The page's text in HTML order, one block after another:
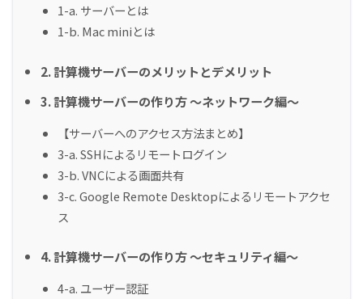
1-a. サーバーとは
1-b. Mac miniとは
2. 計算機サーバーのメリットとデメリット
3. 計算機サーバーの作り方 〜ネットワーク編〜
【サーバーへのアクセス方法まとめ】
3-a. SSHによるリモートログイン
3-b. VNCによる画面共有
3-c. Google Remote Desktopによるリモートアクセ
ス
4. 計算機サーバーの作り方 〜セキュリティ編〜
4-a. ユーザー認証